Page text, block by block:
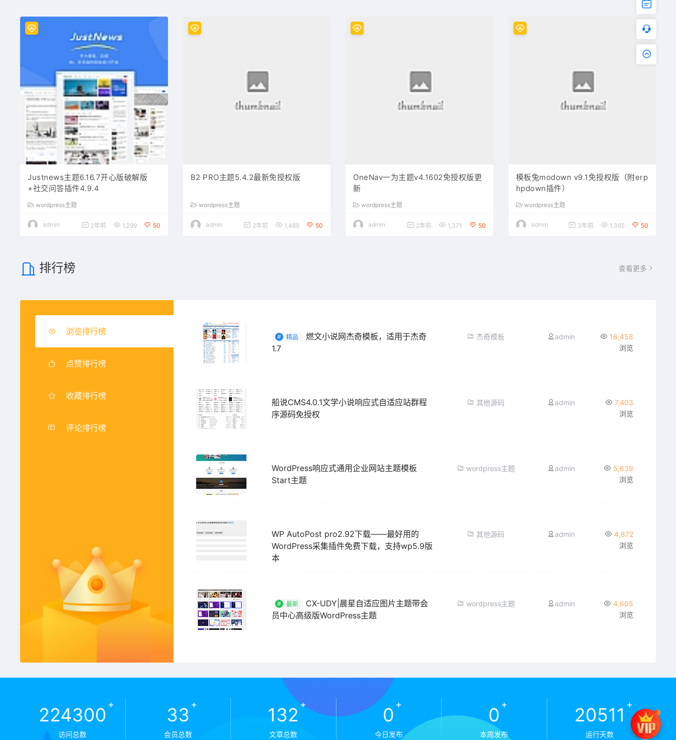
Justnews主题6.16.7开心版破解版
+社交问答插件4.9.4
wordpress主题
admin 2年前 1,299 50
B2 PRO主题5.4.2最新免授权版
wordpress主题
admin 2年前 1,489 50
OneNav一为主题v4.1602免授权版更
新
wordpress主题
admin 2年前 1,371 50
模板兔modown v9.1免授权版（附erp
hpdown插件）
wordpress主题
admin 3年前 1,365 50
排行榜 查看更多
浏览排行榜
点赞排行榜
收藏排行榜
评论排行榜
# 精品
燃文小说网杰奇模板，适用于杰奇
1.7
杰奇模板 admin
16,458
浏览
船说CMS4.0.1文学小说响应式自适应站群程
序源码免授权
其他源码 admin
7,403
浏览
WordPress响应式通用企业网站主题模板
Start主题
wordpress主题 admin
5,639
浏览
WP AutoPost pro2.92下载——最好用的
WordPress采集插件免费下载，支持wp5.9版
本
其他源码 admin
4,872
浏览
# 最新
CX-UDY|晨星自适应图片主题带会
员中心高级版WordPress主题
wordpress主题 admin
4,605
浏览
226030 +
访问总数
33 +
会员总数
133 +
文章总数
0 +
今日发布
0 +
本周发布
20669 +
运行天数